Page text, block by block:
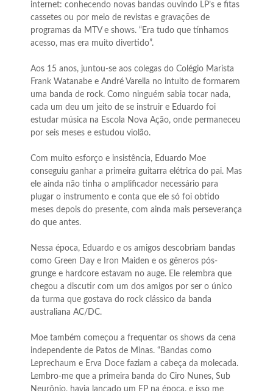
internet: conhecendo novas bandas ouvindo LP’s e fitas
cassetes ou por meio de revistas e gravações de
programas da MTV e shows. “Era tudo que tínhamos
acesso, mas era muito divertido”.
Aos 15 anos, juntou-se aos colegas do Colégio Marista
Frank Watanabe e André Varella no intuito de formarem
uma banda de rock. Como ninguém sabia tocar nada,
cada um deu um jeito de se instruir e Eduardo foi
estudar música na Escola Nova Ação, onde permaneceu
por seis meses e estudou violão.
Com muito esforço e insistência, Eduardo Moe
conseguiu ganhar a primeira guitarra elétrica do pai. Mas
ele ainda não tinha o amplificador necessário para
plugar o instrumento e conta que ele só foi obtido
meses depois do presente, com ainda mais perseverança
do que antes.
Nessa época, Eduardo e os amigos descobriam bandas
como Green Day e Iron Maiden e os gêneros pós-
grunge e hardcore estavam no auge. Ele relembra que
chegou a discutir com um dos amigos por ser o único
da turma que gostava do rock clássico da banda
australiana AC/DC.
Moe também começou a frequentar os shows da cena
independente de Patos de Minas. “Bandas como
Leprechaum e Erva Doce faziam a cabeça da molecada.
Lembro-me que a primeira banda do Ciro Nunes, Sub
Neurônio, havia lançado um EP na época, e isso me